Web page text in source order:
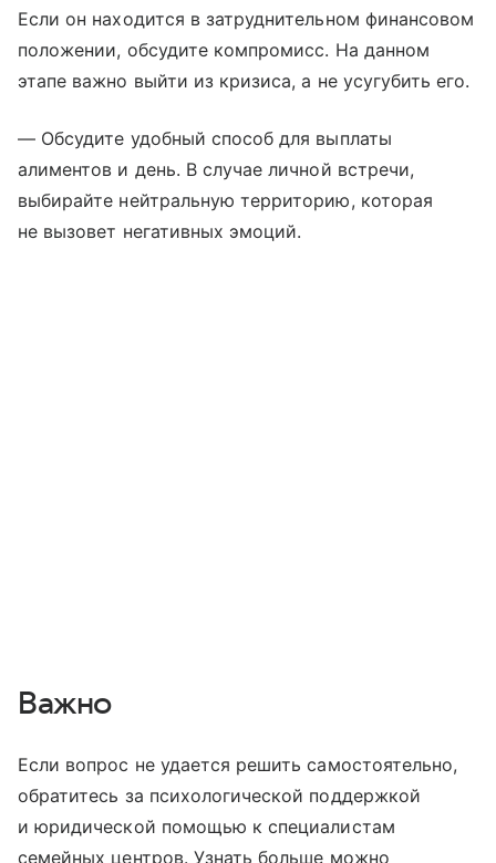
Если он находится в затруднительном финансовом
положении, обсудите компромисс. На данном
этапе важно выйти из кризиса, а не усугубить его.
— Обсудите удобный способ для выплаты
алиментов и день. В случае личной встречи,
выбирайте нейтральную территорию, которая
не вызовет негативных эмоций.
Важно
Если вопрос не удается решить самостоятельно,
обратитесь за психологической поддержкой
и юридической помощью к специалистам
семейных центров. Узнать больше можно